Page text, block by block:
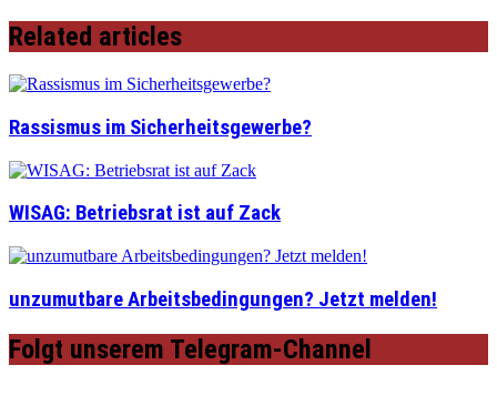
Related articles
Rassismus im Sicherheitsgewerbe?
WISAG: Betriebsrat ist auf Zack
unzumutbare Arbeitsbedingungen? Jetzt melden!
Folgt unserem Telegram-Channel